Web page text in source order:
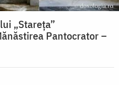
„Stareța”
Pantocrator –